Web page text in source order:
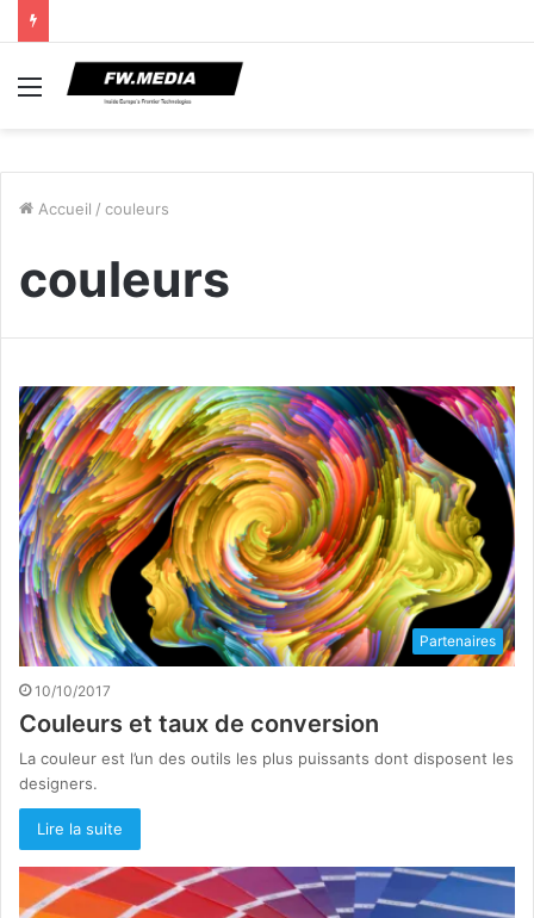
Menu
Accueil / couleurs
couleurs
Partenaires
10/10/2017
Couleurs et taux de conversion
La couleur est l’un des outils les plus puissants dont disposent les
designers.
Lire la suite